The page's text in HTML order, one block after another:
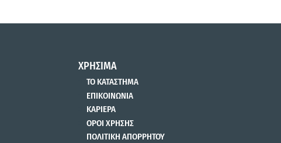
ΧΡΗΣΙΜΑ
ΤΟ ΚΑΤΑΣΤΗΜΑ
ΕΠΙΚΟΙΝΩΝΙΑ
ΚΑΡΙΕΡΑ
ΟΡΟΙ ΧΡΗΣΗΣ
ΠΟΛΙΤΙΚΗ ΑΠΟΡΡΗΤΟΥ